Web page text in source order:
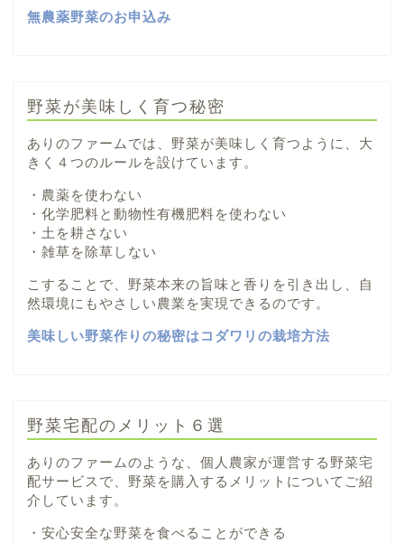
無農薬野菜のお申込み
野菜が美味しく育つ秘密
ありのファームでは、野菜が美味しく育つように、大
きく４つのルールを設けています。
・農薬を使わない
・化学肥料と動物性有機肥料を使わない
・土を耕さない
・雑草を除草しない
こすることで、野菜本来の旨味と香りを引き出し、自
然環境にもやさしい農業を実現できるのです。
美味しい野菜作りの秘密はコダワリの栽培方法
野菜宅配のメリット６選
ありのファームのような、個人農家が運営する野菜宅
配サービスで、野菜を購入するメリットについてご紹
介しています。
・安心安全な野菜を食べることができる